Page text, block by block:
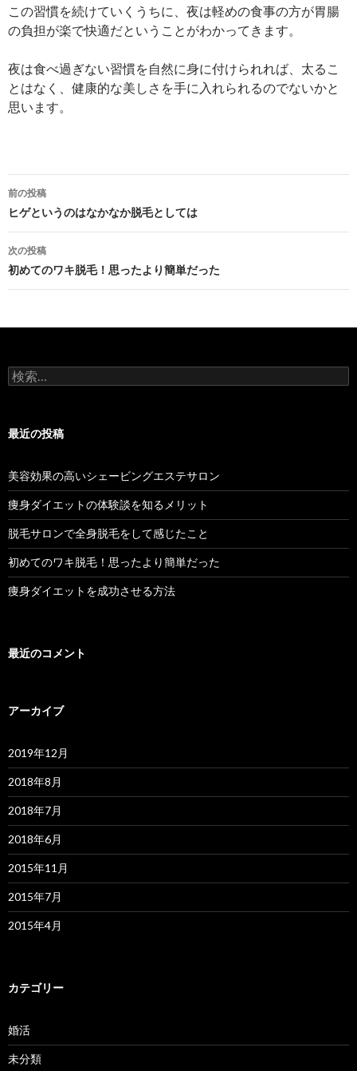
この習慣を続けていくうちに、夜は軽めの食事の方が胃腸
の負担が楽で快適だということがわかってきます。
夜は食べ過ぎない習慣を自然に身に付けられれば、太るこ
とはなく、健康的な美しさを手に入れられるのでないかと
思います。
投
稿
ナ
ビ
ゲ
ー
ョ
前の投稿
ヒゲというのはなかなか脱毛としては
次の投稿
初めてのワキ脱毛！思ったより簡単だった
検
索:
最近の投稿
美容効果の高いシェービングエステサロン
痩身ダイエットの体験談を知るメリット
脱毛サロンで全身脱毛をして感じたこと
初めてのワキ脱毛！思ったより簡単だった
痩身ダイエットを成功させる方法
最近のコメント
アーカイブ
2019年12月
2018年8月
2018年7月
2018年6月
2015年11月
2015年7月
2015年4月
カテゴリー
婚活
未分類